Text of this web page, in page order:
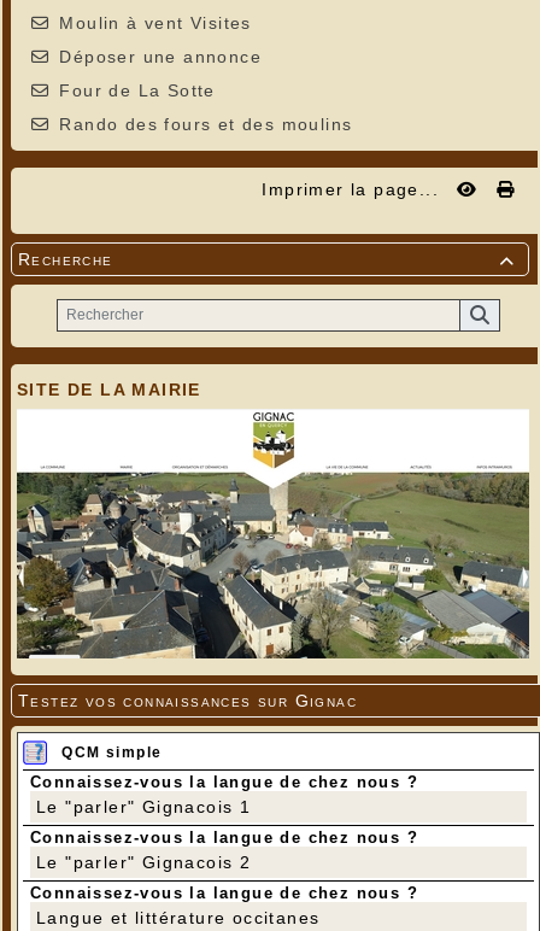
Moulin à vent Visites
Déposer une annonce
Four de La Sotte
Rando des fours et des moulins
Imprimer la page...

Recherche
SITE DE LA MAIRIE
Testez vos connaissances sur Gignac
QCM simple
Connaissez-vous la langue de chez nous ?
Le "parler" Gignacois 1
Connaissez-vous la langue de chez nous ?
Le "parler" Gignacois 2
Connaissez-vous la langue de chez nous ?
Langue et littérature occitanes